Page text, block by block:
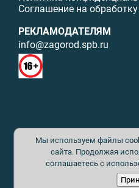
Соглашение на
РЕКЛАМОДАТЕЛЯМ
info@zagorod.spb.ru
© ИП Малыщева Б.Л. Все права
данного сайта возможна только с
цитировании ссылка на
несет ответственности за
рекламируемые товары и услуги
лицензии. Перепечатка любых
Мы используем файлы
сайта. Продолжая
соглашаетесь с